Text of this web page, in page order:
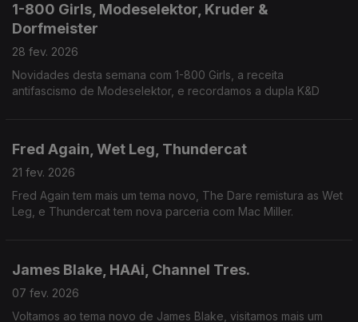
1-800 Girls, Modeselektor, Kruder &
Dorfmeister
28 fev. 2026
Novidades desta semana com 1-800 Girls, a receita
antifascismo de Modeselektor, e recordamos a dupla K&D
Fred Again, Wet Leg, Thundercat
21 fev. 2026
Fred Again tem mais um tema novo, The Dare remistura as Wet
Leg, e Thundercat tem nova parceria com Mac Miller.
James Blake, HAAi, Channel Tres.
07 fev. 2026
Voltamos ao tema novo de James Blake, visitamos mais um